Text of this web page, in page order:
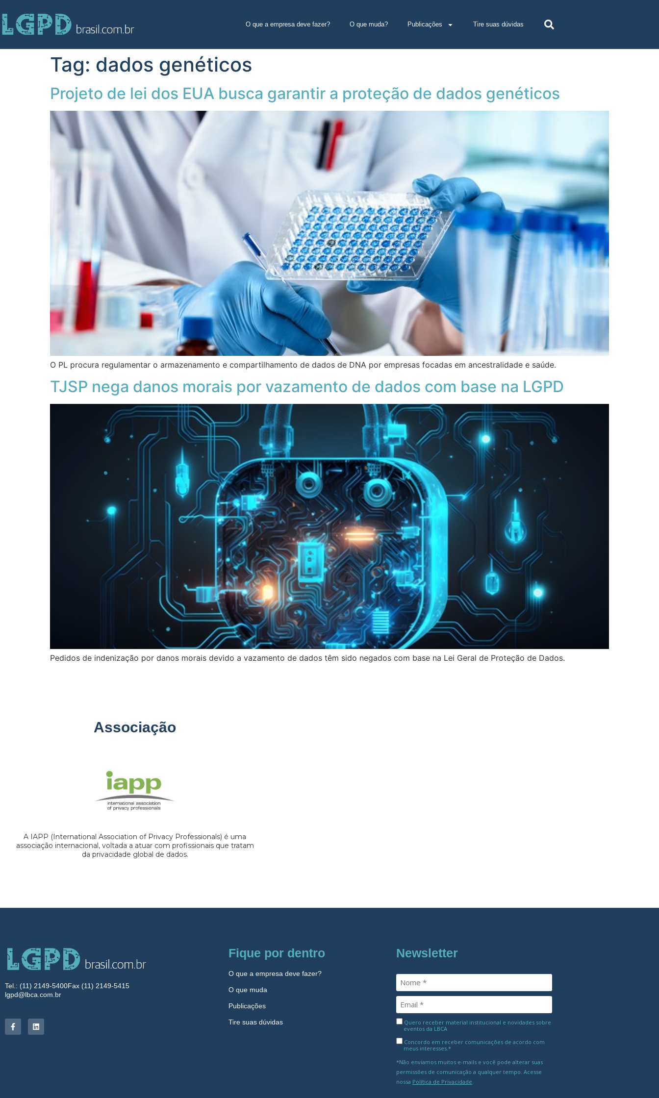
O que a empresa deve fazer? O que muda? Publicações Tire suas dúvidas
Tag: dados genéticos
Projeto de lei dos EUA busca garantir a proteção de dados genéticos
O PL procura regulamentar o armazenamento e compartilhamento de dados de DNA por empresas focadas em ancestralidade e saúde.
TJSP nega danos morais por vazamento de dados com base na LGPD
Pedidos de indenização por danos morais devido a vazamento de dados têm sido negados com base na Lei Geral de Proteção de Dados.
Associação
A IAPP (International Association of Privacy Professionals) é uma
associação internacional, voltada a atuar com profissionais que tratam
da privacidade global de dados.
Tel.: (11) 2149-5400Fax (11) 2149-5415
lgpd@lbca.com.br
Fique por dentro
O que a empresa deve fazer?
O que muda
Publicações
Tire suas dúvidas
Newsletter
Quero receber material institucional e novidades sobre
eventos da LBCA
Concordo em receber comunicações de acordo com
meus interesses.*
*Não enviamos muitos e-mails e você pode alterar suas
permissões de comunicação a qualquer tempo. Acesse
nossa Política de Privacidade.